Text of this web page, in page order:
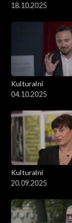
18.10.2025
Kulturalni
04.10.2025
Kulturalni
20.09.2025